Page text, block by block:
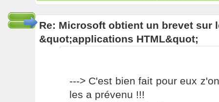
Re: Microsoft obtient un brevet sur
&quot;applications HTML&quot;
---> C'est bien fait pour eux
les a prévenu !!!